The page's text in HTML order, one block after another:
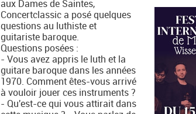
aux Dames de Saintes,
Concertclassic a posé quelques
questions au luthiste et
guitariste baroque.
Questions posées :
- Vous avez appris le luth et la
guitare baroque dans les années
1970. Comment êtes-vous arrivé
à vouloir jouer ces instruments ?
- Qu'est-ce qui vous attirait dans